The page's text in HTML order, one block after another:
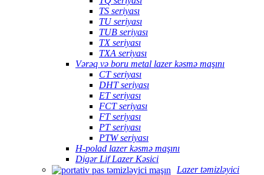
TS seriyası
TU seriyası
TUB seriyası
TX seriyası
TXA seriyası
Vərəq və boru metal lazer kəsmə maşını
CT seriyası
DHT seriyası
ET seriyası
FCT seriyası
FT seriyası
PT seriyası
PTW seriyası
H-polad lazer kəsmə maşını
Digər Lif Lazer Kəsici
Lazer təmizləyici